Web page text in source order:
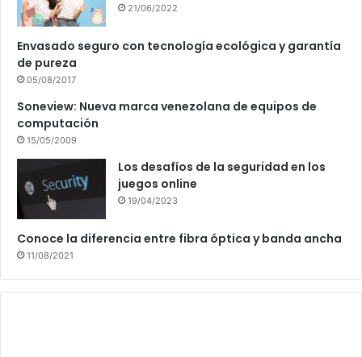
21/06/2022
Envasado seguro con tecnología ecológica y garantía
de pureza
05/08/2017
Soneview: Nueva marca venezolana de equipos de
computación
15/05/2009
Los desafíos de la seguridad en los
juegos online
19/04/2023
Conoce la diferencia entre fibra óptica y banda ancha
11/08/2021